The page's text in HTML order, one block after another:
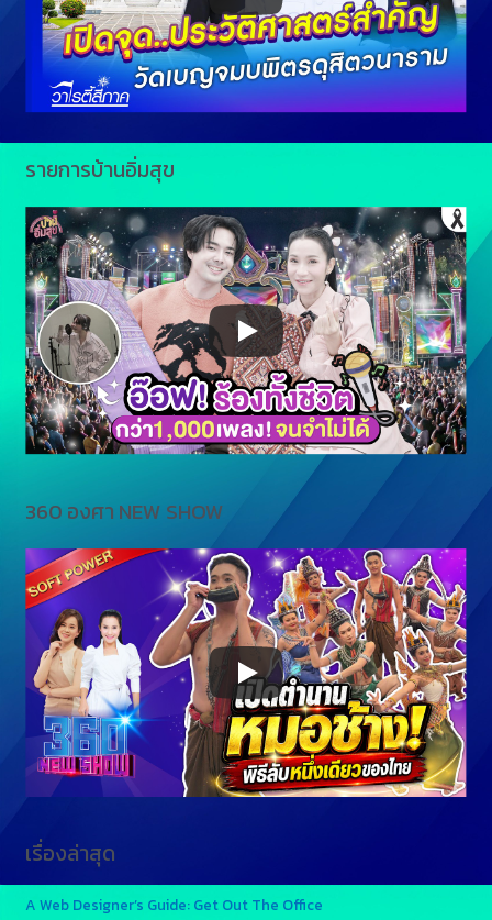
รายการบ้านอิ่มสุข
360 องศา NEW SHOW
เรื่องล่าสุด
A Web Designer’s Guide: Get Out The Office